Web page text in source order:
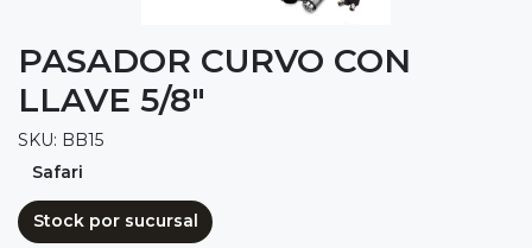
PASADOR CURVO CON
LLAVE 5/8"
SKU: BB15
Safari
Stock por sucursal